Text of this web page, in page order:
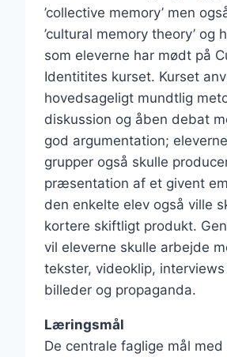
’collective memory’ men
’cultural memory theory’ og
som eleverne har mødt på
Identitites kurset. Kurset
hovedsageligt mundtlig
diskussion og åben debat
god argumentation;
grupper også skulle
præsentation af et givent
den enkelte elev også ville
kortere skiftligt produkt.
vil eleverne skulle arbejde
tekster, videoklip,
billeder og propaganda.
Læringsmål
De centrale faglige mål med